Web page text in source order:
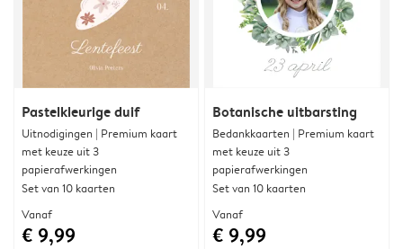
Pastelkleurige duif
Uitnodigingen | Premium kaart
met keuze uit 3
papierafwerkingen
Set van 10 kaarten
Vanaf
€ 9,99
Botanische uitbarsting
Bedankkaarten | Premium kaart
met keuze uit 3
papierafwerkingen
Set van 10 kaarten
Vanaf
€ 9,99